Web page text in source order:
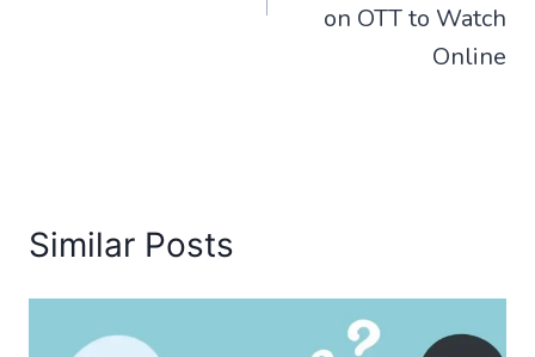
on OTT to Watch
Online
Similar Posts